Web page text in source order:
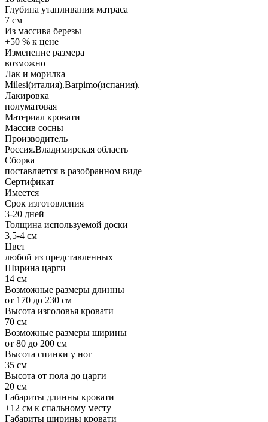
Глубина утапливания матраса
7 см
Из массива березы
+50 % к цене
Изменение размера
возможно
Лак и морилка
Milesi(италия).Barpimo(испания).
Лакировка
полуматовая
Материал кровати
Массив сосны
Производитель
Россия.Владимирская область
Сборка
поставляется в разобранном виде
Сертификат
Имеется
Срок изготовления
3-20 дней
Толщина используемой доски
3,5-4 см
Цвет
любой из представленных
Ширина царги
14 см
Возможные размеры длинны
от 170 до 230 см
Высота изголовья кровати
70 см
Возможные размеры ширины
от 80 до 200 см
Высота спинки у ног
35 см
Высота от пола до царги
20 см
Габариты длинны кровати
+12 см к спальному месту
Габариты ширины кровати